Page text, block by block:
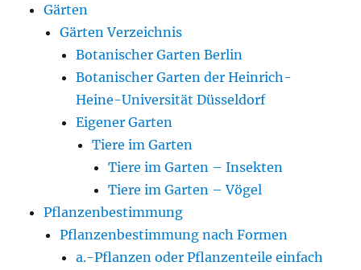
Gärten
Gärten Verzeichnis
Botanischer Garten Berlin
Botanischer Garten der Heinrich-
Heine-Universität Düsseldorf
Eigener Garten
Tiere im Garten
Tiere im Garten – Insekten
Tiere im Garten – Vögel
Pflanzenbestimmung
Pflanzenbestimmung nach Formen
a.-Pflanzen oder Pflanzenteile einfach